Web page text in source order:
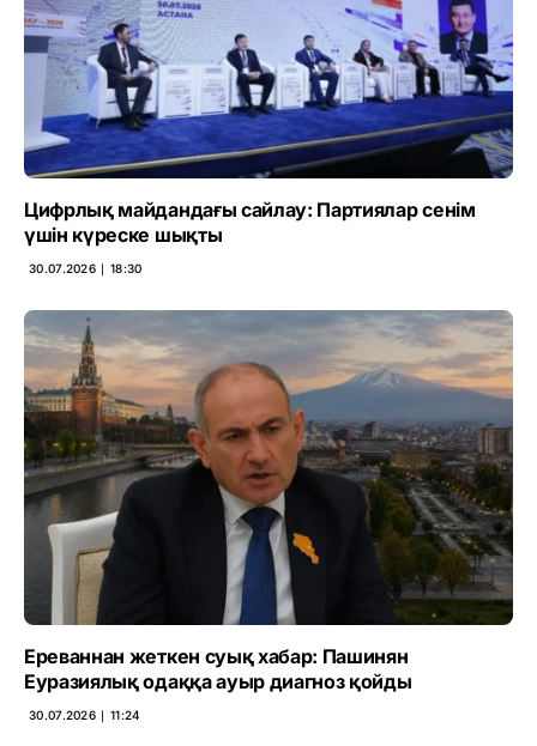
Цифрлық майдандағы сайлау: Партиялар сенім
үшін күреске шықты
30.07.2026 ∣ 18:30
Ереваннан жеткен суық хабар: Пашинян
Еуразиялық одаққа ауыр диагноз қойды
30.07.2026 ∣ 11:24